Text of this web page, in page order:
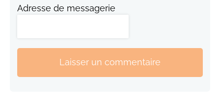
Adresse de messagerie
Laisser un commentaire